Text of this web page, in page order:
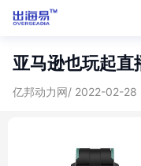
亚马逊也玩起直
亿邦动力网/ 2022-02-28